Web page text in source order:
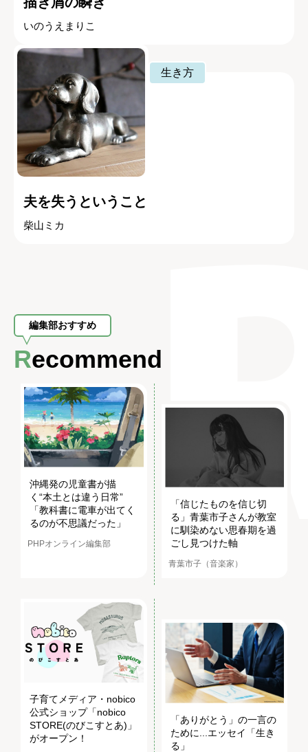
いのうえまりこ
生き方
夫を失うということ
柴山ミカ
編集部おすすめ
Recommend
沖縄発の児童書が描
く“本土とは違う日常”
「教科書に電車が出てく
るのが不思議だった」
PHPオンライン編集部
「信じたものを信じ切
る」青葉市子さんが教室
に馴染めない思春期を過
ごし見つけた軸
青葉市子（音楽家）
子育てメディア・nobico
公式ショップ「nobico
STORE(のびこすとあ)」
がオープン！
「ありがとう」の一言の
ために...エッセイ「生き
る」